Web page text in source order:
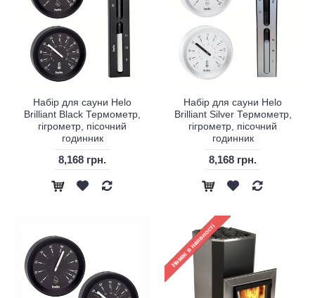
Набір для сауни Helo
Brilliant Black Термометр,
гігрометр, пісочний
годинник
8,168 грн.
Набір для сауни Helo
Brilliant Silver Термометр,
гігрометр, пісочний
годинник
8,168 грн.